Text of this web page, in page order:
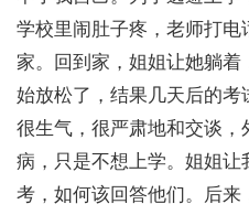
学校里闹肚子疼，老师打电
家。回到家，姐姐让她躺
始放松了，结果几天后的考
很生气，很严肃地和交谈，
病，只是不想上学。姐姐让
考，如何该回答他们。后来